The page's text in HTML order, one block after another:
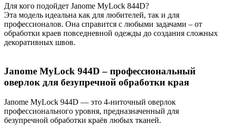
Для кого подойдет Janome MyLock 844D?
Эта модель идеальна как для любителей, так и для
профессионалов. Она справится с любыми задачами – от
обработки краев повседневной одежды до создания сложных
декоративных швов.
Janome MyLock 944D – профессиональный
оверлок для безупречной обработки края
Janome MyLock 944D — это 4-ниточный оверлок
профессионального уровня, предназначенный для
безупречной обработки краёв любых тканей.